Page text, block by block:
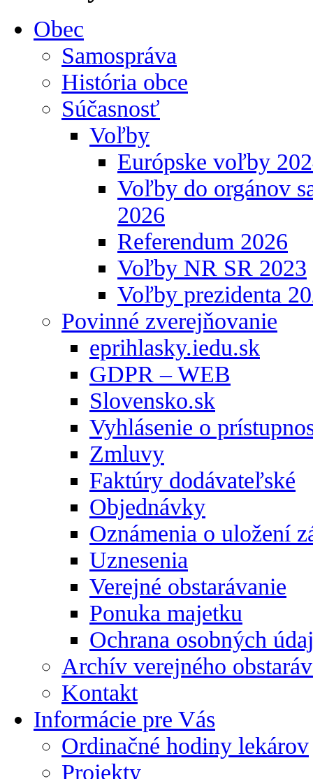
Obec
Samospráva
História obce
Súčasnosť
Voľby
Európske voľby
Voľby do orgánov
2026
Referendum 2026
Voľby NR SR 2023
Voľby prezidenta
Povinné zverejňovanie
eprihlasky.iedu.sk
GDPR – WEB
Slovensko.sk
Vyhlásenie o
Zmluvy
Faktúry dodávateľské
Objednávky
Oznámenia o uložení
Uznesenia
Verejné obstarávanie
Ponuka majetku
Ochrana osobných
Archív verejného
Kontakt
Informácie pre Vás
Ordinačné hodiny lekárov
Projekty